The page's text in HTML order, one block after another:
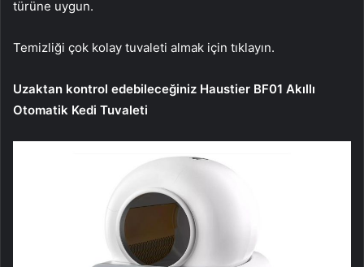
türüne uygun.
Temizliği çok kolay tuvaleti almak için tıklayın.
Uzaktan kontrol edebileceğiniz Haustier BF01 Akıllı
Otomatik Kedi Tuvaleti